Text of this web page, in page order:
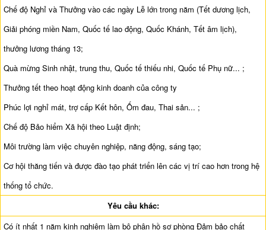
Chế độ Nghỉ và Thưởng vào các ngày Lễ lớn trong năm (Tết dương lịch,
Giải phóng miền Nam, Quốc tế lao động, Quốc Khánh, Tết âm lịch),
thưởng lương tháng 13;
Quà mừng Sinh nhật, trung thu, Quốc tế thiếu nhi, Quốc tế Phụ nữ... ;
Thưởng tết theo hoạt động kinh doanh của công ty
Phúc lợi nghỉ mát, trợ cấp Kết hôn, Ốm đau, Thai sản... ;
Chế độ Bảo hiểm Xã hội theo Luật định;
Môi trường làm việc chuyên nghiệp, năng động, sáng tạo;
Cơ hội thăng tiến và được đào tạo phát triển lên các vị trí cao hơn trong hệ
thống tổ chức.
Yêu cầu khác:
Có ít nhất 1 năm kinh nghiệm làm bộ phận hồ sơ phòng Đảm bảo chất